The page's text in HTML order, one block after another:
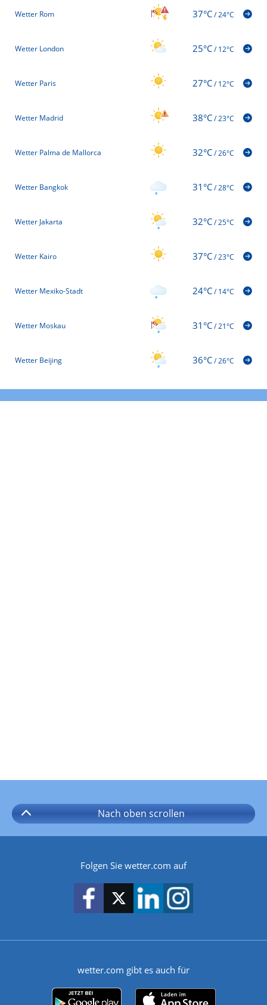
Wetter Rom 37°C/24°C
Wetter London 25°C/12°C
Wetter Paris 27°C/12°C
Wetter Madrid 38°C/23°C
Wetter Palma de Mallorca 32°C/26°C
Wetter Bangkok 31°C/28°C
Wetter Jakarta 32°C/25°C
Wetter Kairo 37°C/23°C
Wetter Mexiko-Stadt 24°C/14°C
Wetter Moskau 31°C/21°C
Wetter Beijing 36°C/26°C
Nach oben scrollen
Folgen Sie wetter.com auf
wetter.com gibt es auch für